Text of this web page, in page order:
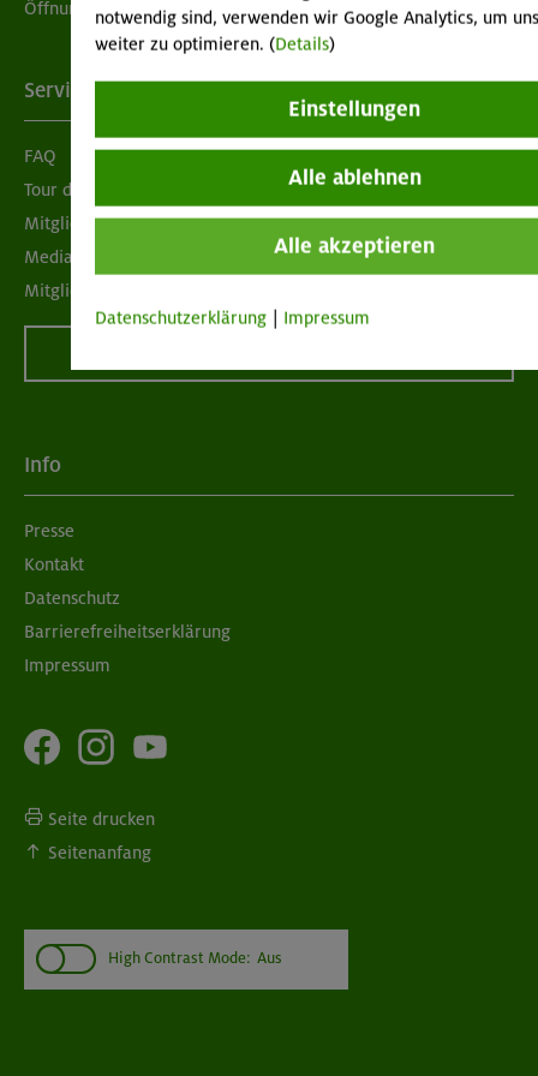
Öffnungszeiten
Services
FAQ
Tour der Woche
Mitgliedermagazin alpinwelt
Mediadaten
Mitgliedschaft kündigen
Info
Presse
Kontakt
Datenschutz
Barrierefreiheitserklärung
Impressum
Seite drucken
Seitenanfang
High Contrast Mode: Aus
notwendig sind, verwenden wir Google Analytics, um
weiter zu optimieren. (Details)
Einstellungen
Alle ablehnen
Alle akzeptieren
Datenschutzerklärung Impressum